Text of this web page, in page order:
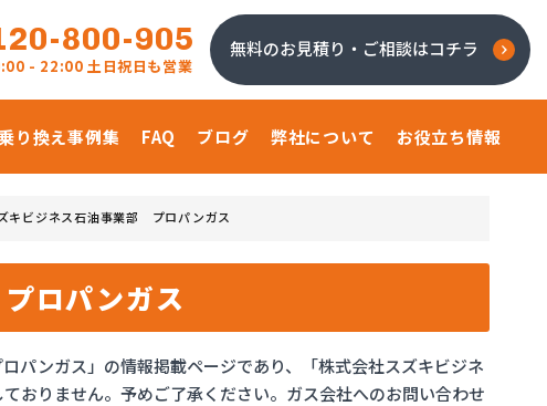
800-905
- 22:00 土日祝日も営業
無料のお見積り・ご相談はコチラ
り換え事例集 FAQ ブログ 弊社について お役立ち情報
キビジネス石油事業部 プロパンガス
ロパンガス
ンガス」の情報掲載ページであり、「株式会社スズキビジネ
おりません。予めご了承ください。ガス会社へのお問い合わせ